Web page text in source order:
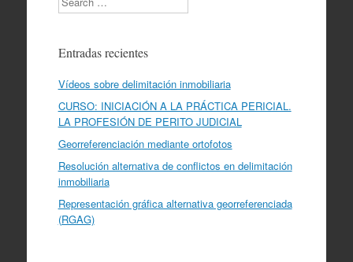
Entradas recientes
Vídeos sobre delimitación inmobiliaria
CURSO: INICIACIÓN A LA PRÁCTICA PERICIAL.
LA PROFESIÓN DE PERITO JUDICIAL
Georreferenciación mediante ortofotos
Resolución alternativa de conflictos en delimitación
inmobiliaria
Representación gráfica alternativa georreferenciada
(RGAG)